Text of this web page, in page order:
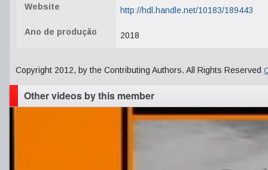
Website http://hdl.handle.net/10183/189443
Ano de produção 2018
Copyright 2012, by the Contributing Authors. All Rights Reserved
Other videos by this member